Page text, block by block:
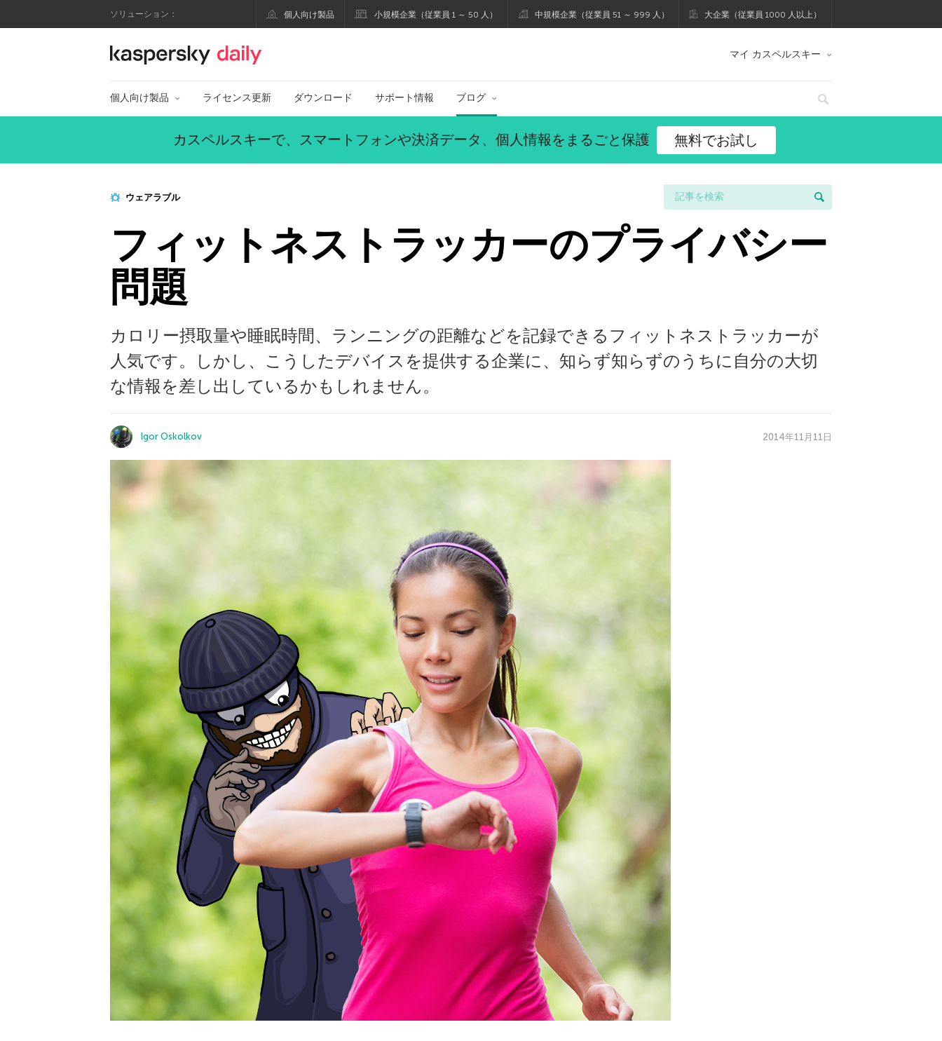
ソリューション： 個人向け製品 小規模企業（従業員 1 ～ 50 人） 中規模企業（従業員 51 ～ 999 人） 大企業（従業員 1000 人以上）
カスペルスキー公式ブログ マイ カスペルスキー
個人向け製品 ライセンス更新 ダウンロード サポート情報 ブログ
カスペルスキーで、スマートフォンや決済データ、個人情報をまるごと保護 無料でお試し
ウェアラブル
フィットネストラッカーのプライバシー
問題
カロリー摂取量や睡眠時間、ランニングの距離などを記録できるフィットネストラッカーが
人気です。しかし、こうしたデバイスを提供する企業に、知らず知らずのうちに自分の大切
な情報を差し出しているかもしれません。
Igor Oskolkov 2014年11月11日